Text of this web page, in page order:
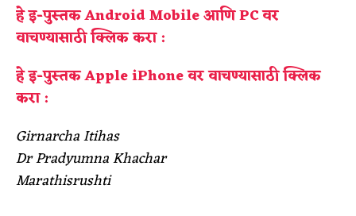
हे इ-पुस्तक Android Mobile आणि PC वर
वाचण्यासाठी क्लिक करा :
हे इ-पुस्तक Apple iPhone वर वाचण्यासाठी क्लिक
करा :
Girnarcha Itihas
Dr Pradyumna Khachar
Marathisrushti